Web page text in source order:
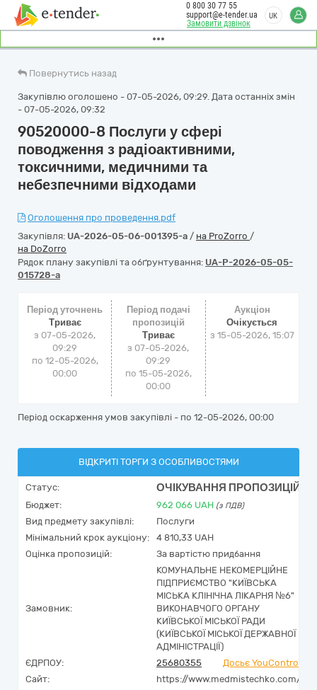
Замовити дзвінок
0 800 30 77 55
support@e-tender.ua
UK
Повернутись назад
Закупівлю оголошено - 07-05-2026, 09:29. Дата останніх змін
- 07-05-2026, 09:32
90520000-8 Послуги у сфері
поводження з радіоактивними,
токсичними, медичними та
небезпечними відходами
Оголошення про проведення.pdf
Закупівля: UA-2026-05-06-001395-a / на ProZorro /
на DoZorro
Рядок плану закупівлі та обґрунтування: UA-P-2026-05-05-
015728-a
Період уточнень
Триває
з 07-05-2026,
09:29
по 12-05-2026,
00:00
Період подачі
пропозицій
Триває
з 07-05-2026,
09:29
по 15-05-2026,
00:00
Аукціон
Очікується
з 15-05-2026, 15:07
Період оскарження умов закупівлі - по 12-05-2026, 00:00
ВІДКРИТІ ТОРГИ З ОСОБЛИВОСТЯМИ
Статус: ОЧІКУВАННЯ ПРОПОЗИЦІЙ
Бюджет: 962 066 UAH (з ПДВ)
Вид предмету закупівлі:
Послуги
Мінімальний крок аукціону:
4 810,33 UAH
Оцінка пропозицій:
За вартістю придбання
Замовник:
КОМУНАЛЬНЕ НЕКОМЕРЦІЙНЕ
ПІДПРИЄМСТВО "КИЇВСЬКА
МІСЬКА КЛІНІЧНА ЛІКАРНЯ №6"
ВИКОНАВЧОГО ОРГАНУ
КИЇВСЬКОЇ МІСЬКОЇ РАДИ
(КИЇВСЬКОЇ МІСЬКОЇ ДЕРЖАВНОЇ
АДМІНІСТРАЦІЇ)
ЄДРПОУ:
25680355
Досьє YouControl
Сайт:
https://www.medmistechko.com/